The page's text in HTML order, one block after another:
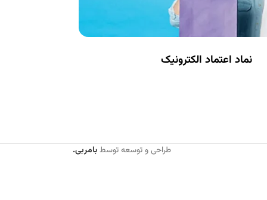
نماد اعتماد الکترونیک
طراحی و توسعه توسطبامربی.